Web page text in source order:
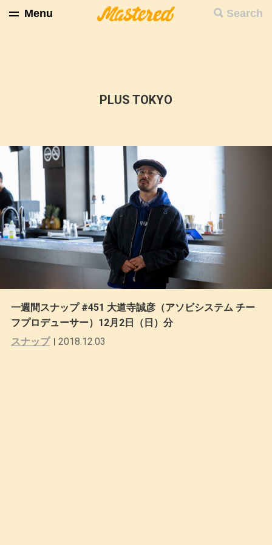
Search
Menu
PLUS TOKYO
一週間スナップ #451 大道寺誠彦（アソビシステム チー
フプロデューサー）12月2日（日）分
スナップ
2018.12.03